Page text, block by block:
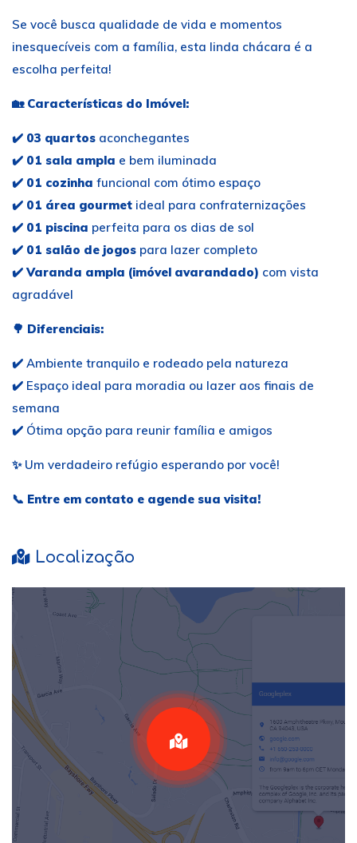
Se você busca qualidade de vida e momentos
inesquecíveis com a família, esta linda chácara é a
escolha perfeita!
🏡 Características do Imóvel:
✔️ 03 quartos aconchegantes
✔️ 01 sala ampla e bem iluminada
✔️ 01 cozinha funcional com ótimo espaço
✔️ 01 área gourmet ideal para confraternizações
✔️ 01 piscina perfeita para os dias de sol
✔️ 01 salão de jogos para lazer completo
✔️Varanda ampla (imóvel avarandado) com vista
agradável
🌳 Diferenciais:
✔️ Ambiente tranquilo e rodeado pela natureza
✔️ Espaço ideal para moradia ou lazer aos finais de
semana
✔️ Ótima opção para reunir família e amigos
✨ Um verdadeiro refúgio esperando por você!
📞 Entre em contato e agende sua visita!
Localização